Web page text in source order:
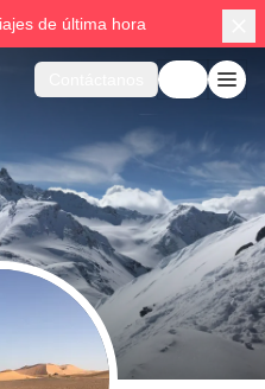
de última hora